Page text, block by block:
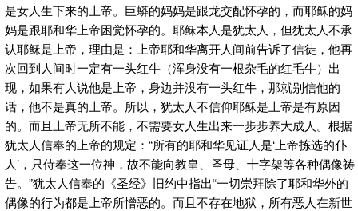
是女人生下来的上帝。巨蟒的妈妈是跟龙交配怀孕的，而耶稣的妈
妈是跟耶和华上帝困觉怀孕的。耶稣本人是犹太人，但犹太人不承
认耶稣是上帝，理由是：上帝耶和华离开人间前告诉了信徒，他再
次回到人间时一定有一头红牛（浑身没有一根杂毛的红毛牛）出
现，如果有人说他是上帝，身边并没有一头红牛，那就别信他的
话，他不是真的上帝。所以，犹太人不信仰耶稣是上帝是有原因
的。而且上帝无所不能，不需要女人生出来一步步养大成人。根据
犹太人信奉的上帝的规定：“所有的耶和华见证人是‘上帝拣选的仆
人’，只侍奉这一位神，故不能向教皇、圣母、十字架等各种偶像祷
告。”犹太人信奉的《圣经》旧约中指出“一切崇拜除了耶和华外的
偶像的行为都是上帝所憎恶的。而且不存在地狱，所有恶人在新世